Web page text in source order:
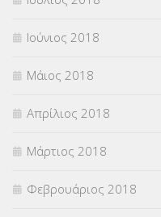
Ιούνιος 2018
Μάιος 2018
Απρίλιος 2018
Μάρτιος 2018
Φεβρουάριος 2018